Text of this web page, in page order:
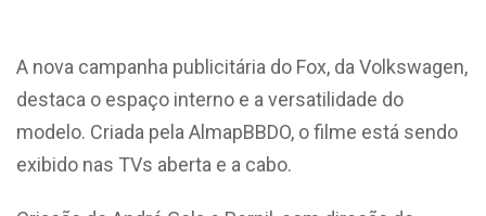
A nova campanha publicitária do Fox, da Volkswagen,
destaca o espaço interno e a versatilidade do
modelo. Criada pela AlmapBBDO, o filme está sendo
exibido nas TVs aberta e a cabo.